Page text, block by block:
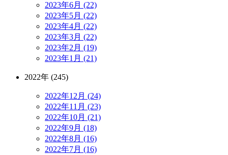
2023年6月 (22)
2023年5月 (22)
2023年4月 (22)
2023年3月 (22)
2023年2月 (19)
2023年1月 (21)
2022年 (245)
2022年12月 (24)
2022年11月 (23)
2022年10月 (21)
2022年9月 (18)
2022年8月 (16)
2022年7月 (16)